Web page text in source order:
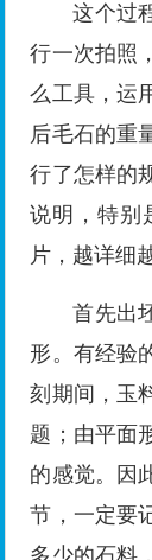
这个过
行一次拍照
么工具，运
后毛石的重
行了怎样的
说明，特别
片，越详细
首先出
形。有经验
刻期间，玉
题；由平面
的感觉。因
节，一定要